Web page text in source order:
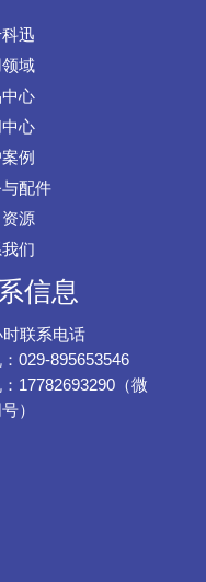
迅
域
心
心
例
与配件
资源
们
信息
时联系电话
029-895653546
17782693290（微
）